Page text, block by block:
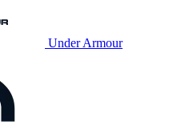
Under Armour